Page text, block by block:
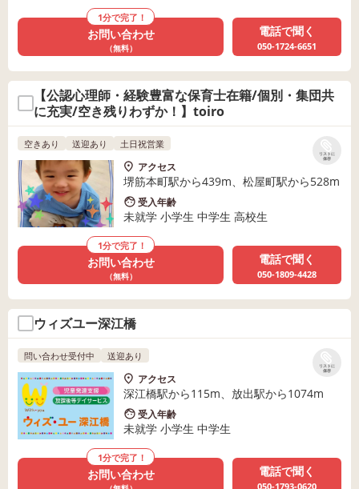
1分で完了！
お問い合わせ
（無料）
電話で聞く
050-1724-6651
【公認心理師・経験豊富な保育士在籍/個別・集団共
に充実/空き残りわずか！】toiro
リストに
保存
空きあり 送迎あり 土日祝営業
アクセス
堺筋本町駅から439m、松屋町駅から528m
受入年齢
未就学 小学生 中学生 高校生
1分で完了！
お問い合わせ
（無料）
電話で聞く
050-1809-4428
ウィズユー深江橋
リストに
保存
問い合わせ受付中 送迎あり
アクセス
深江橋駅から115m、放出駅から1074m
受入年齢
未就学 小学生 中学生
1分で完了！
お問い合わせ 電話で聞く
050-1793-0620